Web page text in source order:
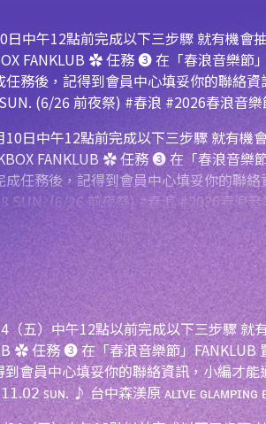
日中午12點前完成以下三步驟 就有機
FANKLUB ✿ 任務 ❸ 在「春浪音樂節
成任務後，記得到會員中心填妥
(6/26 前夜祭) #春浪 #2026春浪音
（五）中午12點以前完成以下三步驟
✿ 任務 ❸ 在「春浪音樂節」
到會員中心填妥你的聯絡資訊，小
ꜱᴜɴ. ♪ 台中森渼原 ᴀʟɪᴠᴇ ɢʟᴀᴍᴘɪɴɢ